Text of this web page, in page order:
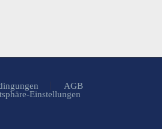
AGB
Einstellungen